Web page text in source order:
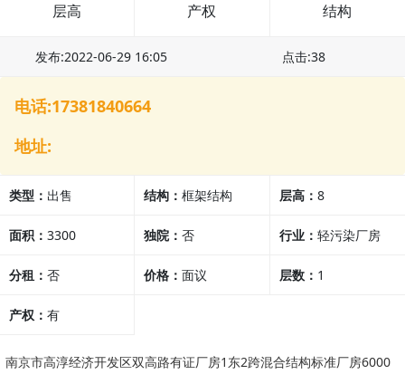
层高 产权 结构
发布:2022-06-29 16:05 点击:38
电话:17381840664
地址:
类型： 出售 结构：框架结构 层高： 8
面积： 3300 独院：否 行业： 轻污染厂房
分租： 否 价格：面议 层数： 1
产权： 有
南京市高淳经济开发区双高路有证厂房1东2跨混合结构标准厂房6000